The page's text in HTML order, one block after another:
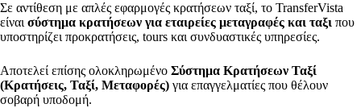
Σε αντίθεση με απλές εφαρμογές κρατήσεων ταξί, το TransferVista
είναι σύστημα κρατήσεων για εταιρείες μεταγραφές και ταξι που
υποστηρίζει προκρατήσεις, tours και συνδυαστικές υπηρεσίες.
Αποτελεί επίσης ολοκληρωμένο Σύστημα Κρατήσεων Ταξί
(Κρατήσεις, Ταξί, Μεταφορές) για επαγγελματίες που θέλουν
σοβαρή υποδομή.